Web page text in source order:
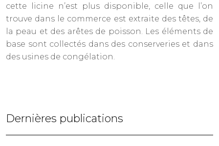
cette licine n’est plus disponible, celle que l’on
trouve dans le commerce est extraite des têtes, de
la peau et des arêtes de poisson. Les éléments de
base sont collectés dans des conserveries et dans
des usines de congélation.
Dernières publications